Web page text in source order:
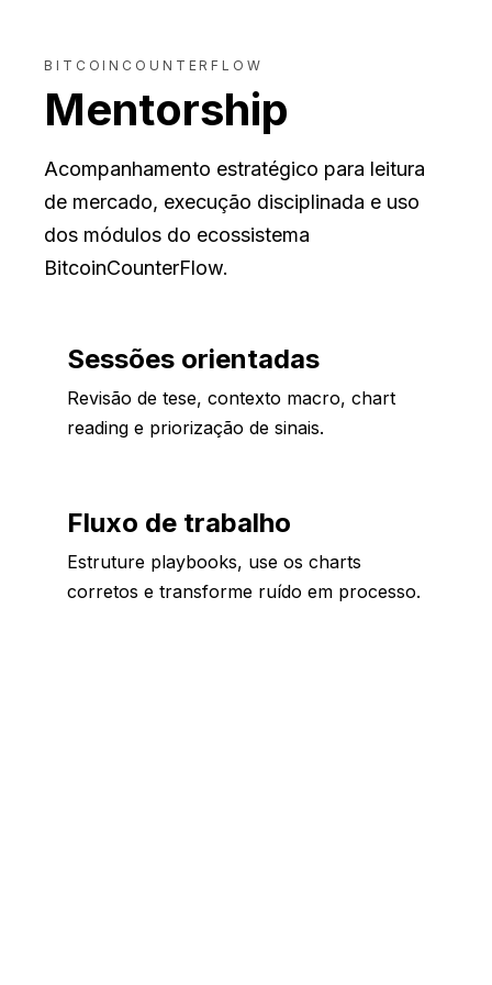
BITCOINCOUNTERFLOW
Mentorship
Acompanhamento estratégico para leitura
de mercado, execução disciplinada e uso
dos módulos do ecossistema
BitcoinCounterFlow.
Sessões orientadas
Revisão de tese, contexto macro, chart
reading e priorização de sinais.
Fluxo de trabalho
Estruture playbooks, use os charts
corretos e transforme ruído em processo.